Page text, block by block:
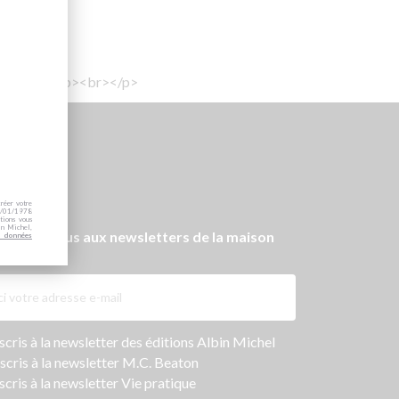
votre
01/1978
vous
Michel,
div><p><br></p>
vous aux newsletters de la maison
à la newsletter des éditions Albin Michel
à la newsletter M.C. Beaton
à la newsletter Vie pratique